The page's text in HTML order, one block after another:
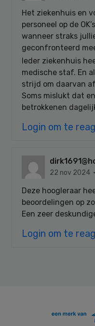
Het ziekenhuis en
personeel op de
wanneer straks
geconfronteerd
Ieder ziekenhuis
medische staf. En
strijd om daarvan
Soms mislukt dat
betrokkenen
Login om te
22 nov 2024
Deze hoogleraar
beoordelingen op
Een zeer
Login om te